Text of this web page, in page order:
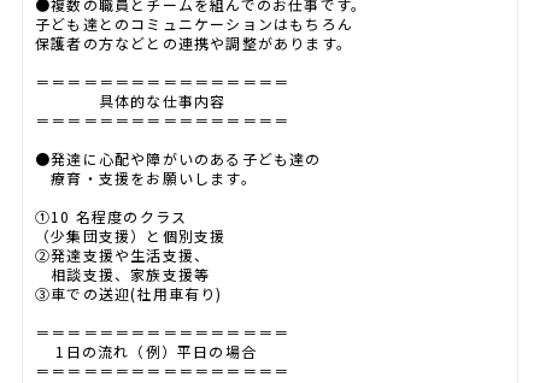
●複数の職員とチームを組んでのお仕事です。
子ども達とのコミュニケーションはもちろん
保護者の方などとの連携や調整があります。
＝＝＝＝＝＝＝＝＝＝＝＝＝＝＝＝
具体的な仕事内容
＝＝＝＝＝＝＝＝＝＝＝＝＝＝＝＝
●発達に心配や障がいのある子ども達の
療育・支援をお願いします。
①10 名程度のクラス
（少集団支援）と個別支援
②発達支援や生活支援、
相談支援、家族支援等
③車での送迎(社用車有り)
＝＝＝＝＝＝＝＝＝＝＝＝＝＝＝＝
1日の流れ（例）平日の場合
＝＝＝＝＝＝＝＝＝＝＝＝＝＝＝＝